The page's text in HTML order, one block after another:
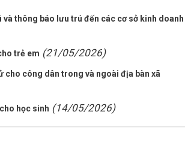
thông báo lưu trú đến các cơ sở kinh doanh
trẻ em (21/05/2026)
cho công dân trong và ngoài địa bàn xã
học sinh (14/05/2026)